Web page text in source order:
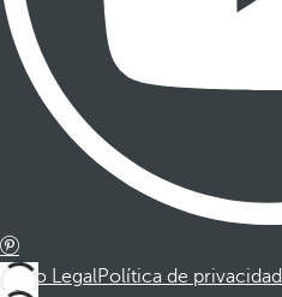
Aviso LegalPolítica de privacidad